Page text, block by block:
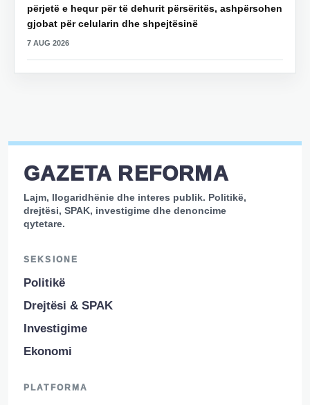
përjetë e hequr për të dehurit përsëritës, ashpërsohen
gjobat për celularin dhe shpejtësinë
7 AUG 2026
GAZETA REFORMA
Lajm, llogaridhënie dhe interes publik. Politikë,
drejtësi, SPAK, investigime dhe denoncime
qytetare.
SEKSIONE
Politikë
Drejtësi & SPAK
Investigime
Ekonomi
PLATFORMA